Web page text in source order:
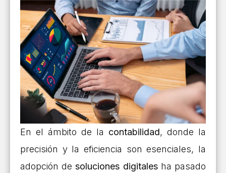
En el ámbito de la contabilidad, donde la
precisión y la eficiencia son esenciales, la
adopción desoluciones digitalesha pasado